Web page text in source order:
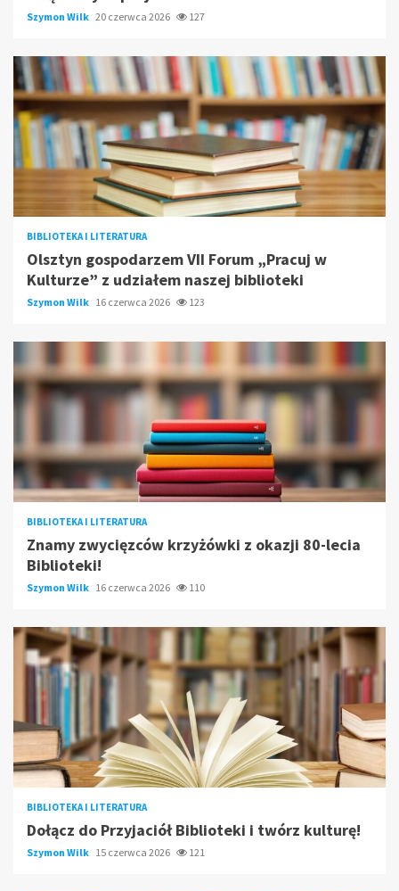
Szymon Wilk 20 czerwca 2026 127
BIBLIOTEKA I LITERATURA
Olsztyn gospodarzem VII Forum „Pracuj w
Kulturze” z udziałem naszej biblioteki
Szymon Wilk 16 czerwca 2026 123
BIBLIOTEKA I LITERATURA
Znamy zwycięzców krzyżówki z okazji 80-lecia
Biblioteki!
Szymon Wilk 16 czerwca 2026 110
BIBLIOTEKA I LITERATURA
Dołącz do Przyjaciół Biblioteki i twórz kulturę!
Szymon Wilk 15 czerwca 2026 121